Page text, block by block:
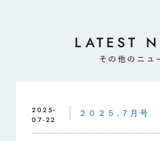
LATEST
その他のニュ
2025-
07-22
２０２５.７月号